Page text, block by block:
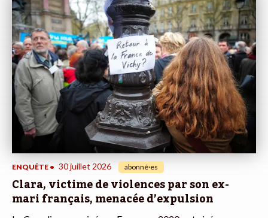
ENQUÊTE • 30 juillet 2026 abonné·es
Clara, victime de violences par son ex-
mari français, menacée d’expulsion